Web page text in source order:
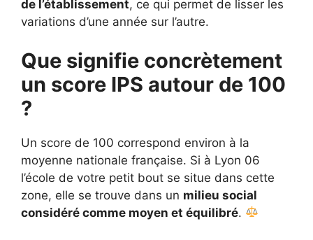
de l’établissement, ce qui permet de lisser les
variations d’une année sur l’autre.
Que signifie concrètement
un score IPS autour de 100
?
Un score de 100 correspond environ à la
moyenne nationale française. Si à Lyon 06
l’école de votre petit bout se situe dans cette
zone, elle se trouve dans un milieu social
considéré comme moyen et équilibré.